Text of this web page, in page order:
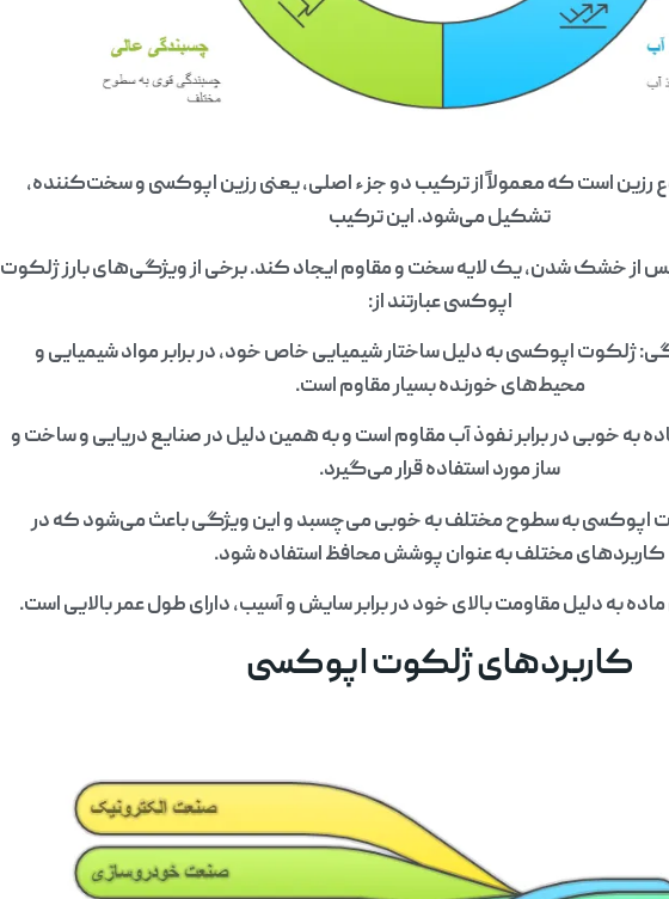
است که معمولاً از ترکیب دو جزء اصلی، یعنی رزین اپوکسی و سخت‌کننده،
تشکیل می‌شود. این ترکیب
خشک شدن، یک لایه سخت و مقاوم ایجاد کند. برخی از ویژگی‌های بارز ژلکوت
اپوکسی عبارتند از:
ژلکوت اپوکسی به دلیل ساختار شیمیایی خاص خود، در برابر مواد شیمیایی و
محیط‌های خورنده بسیار مقاوم است.
به خوبی در برابر نفوذ آب مقاوم است و به همین دلیل در صنایع دریایی و ساخت و
ساز مورد استفاده قرار می‌گیرد.
اپوکسی به سطوح مختلف به خوبی می‌چسبد و این ویژگی باعث می‌شود که در
کاربردهای مختلف به عنوان پوشش محافظ استفاده شود.
به دلیل مقاومت بالای خود در برابر سایش و آسیب، دارای طول عمر بالایی است.
کاربردهای ژلکوت اپوکسی